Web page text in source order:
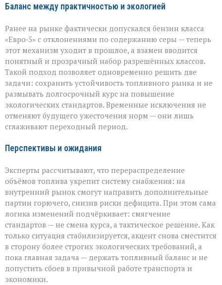
Баланс между практичностью и экологией
Ранее на рынке фактически допускался бензин класса
«Евро‑5» с отклонениями по содержанию серы — теперь
этот механизм уходит в прошлое, а взамен вводится
понятный и прозрачный набор разрешённых классов.
Такой подход позволяет одновременно решить две
задачи: сохранить устойчивость топливного рынка и не
размывать долгосрочный курс на повышение
экологических стандартов. Временные исключения не
отменяют будущего ужесточения норм — они лишь
сглаживают переходный период.
Перспективы и ожидания
Эксперты рассчитывают, что перераспределение
объёмов топлива укрепит систему снабжения: на
внутренний рынок смогут направить дополнительные
партии горючего, снизив риски дефицита. При этом сама
логика изменений подчёркивает: смягчение
стандартов — не смена курса, а тактическое решение. Как
только ситуация стабилизируется, акцент снова сместится
в сторону более строгих экологических требований, а
пока главная задача — держать топливный баланс и не
допустить сбоев в привычной работе транспорта и
экономики.